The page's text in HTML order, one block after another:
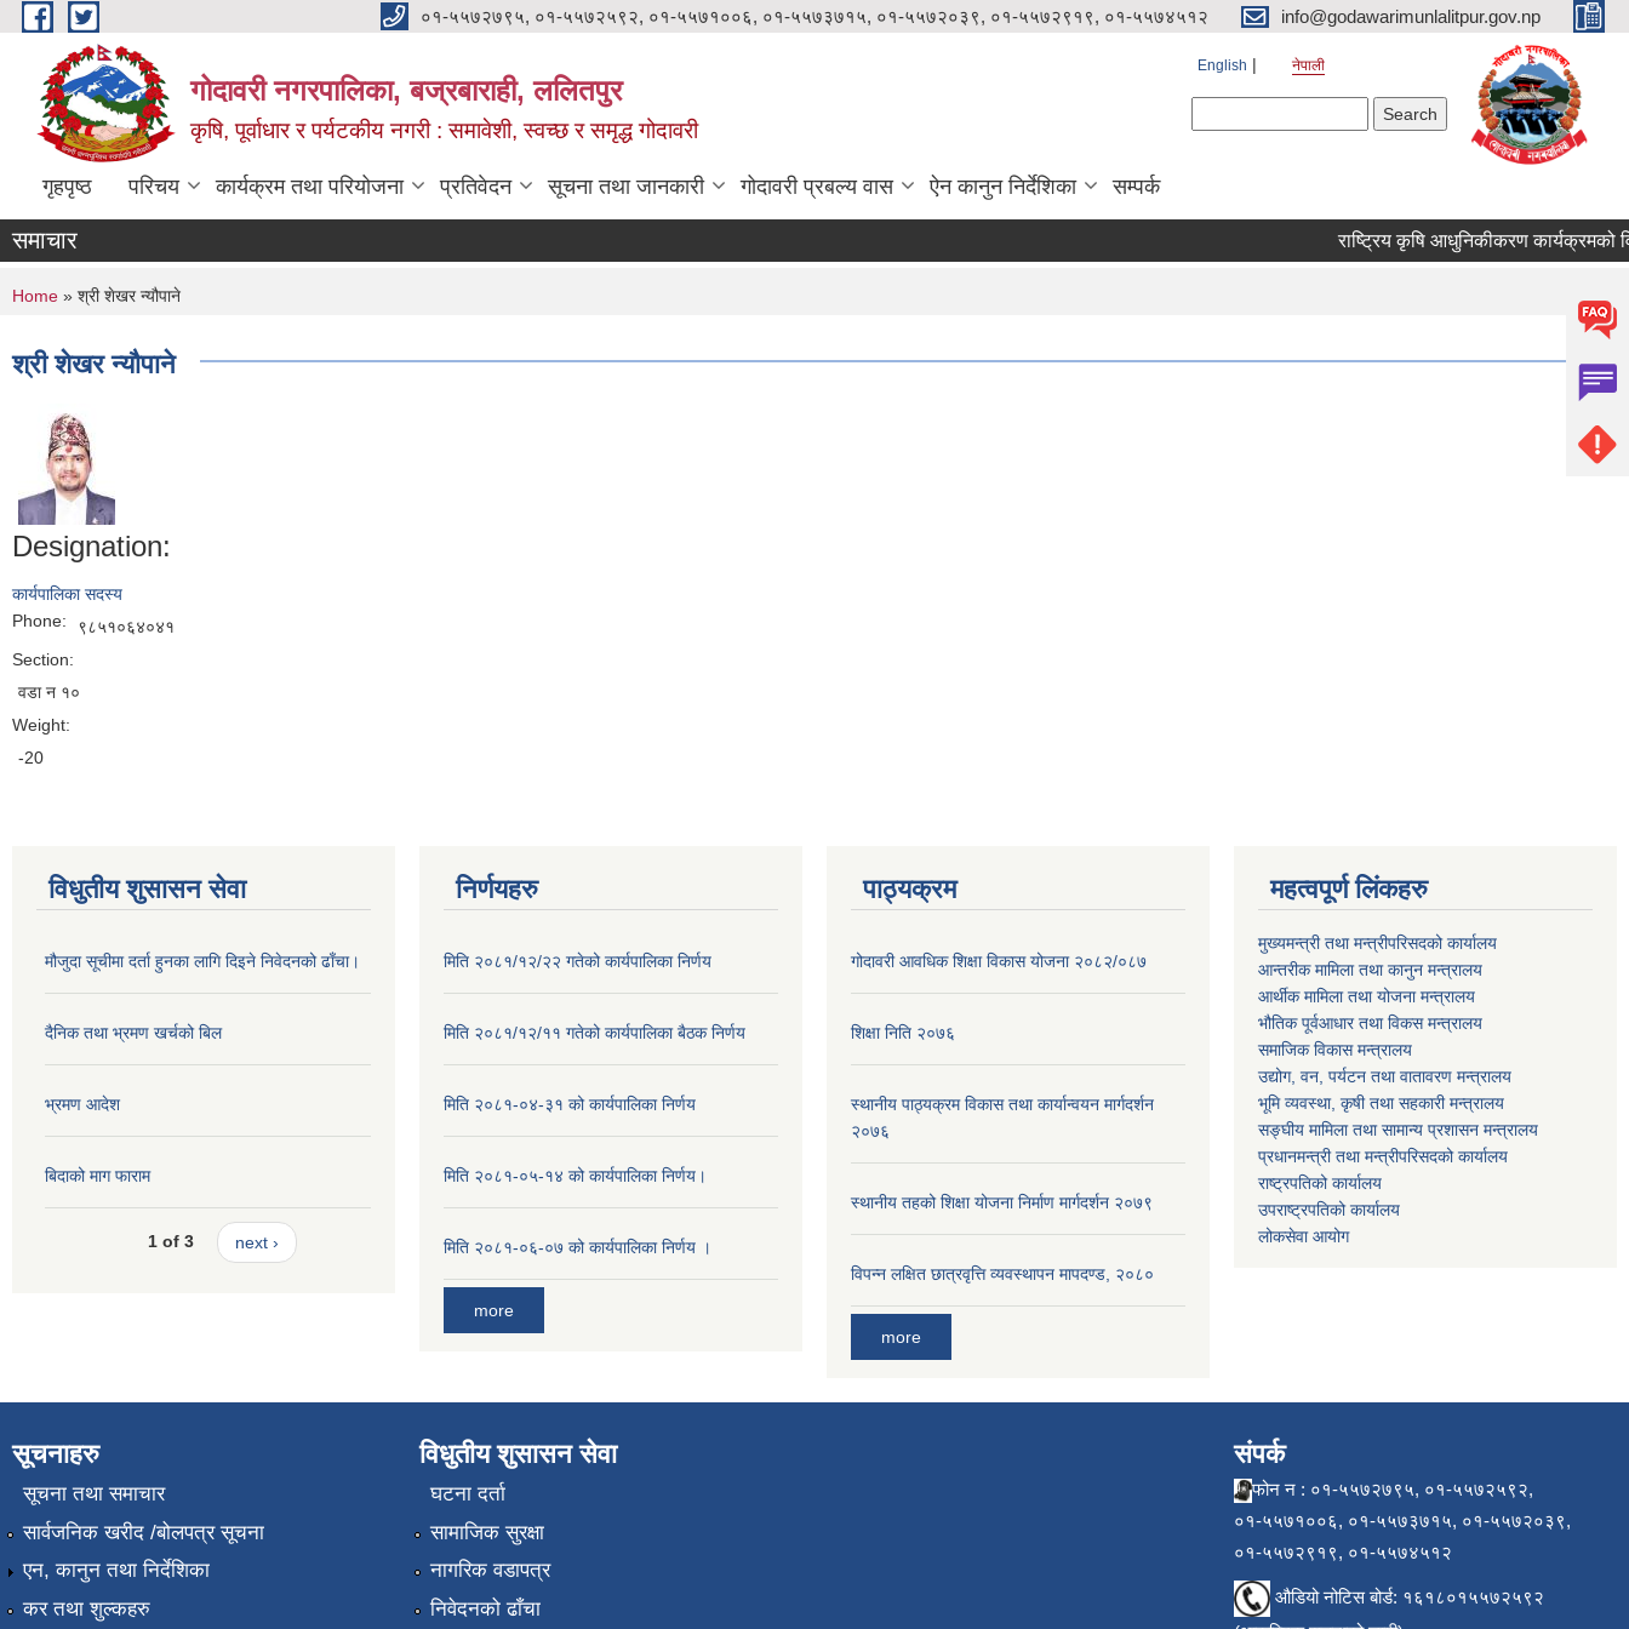
Skip to main content ०१-५५७२७९५, ०१-५५७२५९२, ०१-५५७१००६, ०१-५५७३७१५, ०१-५५७२०३९, ०१-५५७२९१९, ०१-५५७४५१२ info@godawarimunlalitpur.gov.np
गोदावरी नगरपालिका, बज्रबाराही, ललितपुर
कृषि, पूर्वाधार र पर्यटकीय नगरी : समावेशी, स्वच्छ र समृद्ध गोदावरी
English नेपाली
गृहपृष्ठ परिचय कार्यक्रम तथा परियोजना प्रतिवेदन सूचना तथा जानकारी गोदावरी प्रबल्य वास ऐन कानुन निर्देशिका सम्पर्क
समाचार
You are here
Home » श्री शेखर न्यौपाने
श्री शेखर न्यौपाने
Designation:
कार्यपालिका सदस्य
Phone:
९८५१०६४०४१
Section:
वडा न १०
Weight:
-20
विधुतीय शुसासन सेवा
मौजुदा सूचीमा दर्ता हुनका लागि दिइने निवेदनको ढाँचा।
दैनिक तथा भ्रमण खर्चको बिल
भ्रमण आदेश
बिदाको माग फाराम
1 of 3 next ›
निर्णयहरु
मिति २०८१/१२/२२ गतेको कार्यपालिका निर्णय
मिति २०८१/१२/११ गतेको कार्यपालिका बैठक निर्णय
मिति २०८१-०४-३१ को कार्यपालिका निर्णय
मिति २०८१-०५-१४ को कार्यपालिका निर्णय।
मिति २०८१-०६-०७ को कार्यपालिका निर्णय ।
more
पाठ्यक्रम
गोदावरी आवधिक शिक्षा विकास योजना २०८२/०८७
शिक्षा निति २०७६
स्थानीय पाठ्यक्रम विकास तथा कार्यान्वयन मार्गदर्शन
२०७६
स्थानीय तहको शिक्षा योजना निर्माण मार्गदर्शन २०७९
विपन्न लक्षित छात्रवृत्ति व्यवस्थापन मापदण्ड, २०८०
more
महत्वपूर्ण लिंकहरु
मुख्यमन्त्री तथा मन्त्रीपरिसदको कार्यालय
आन्तरीक मामिला तथा कानुन मन्त्रालय
आर्थीक मामिला तथा योजना मन्त्रालय
भौतिक पूर्वआधार तथा विकस मन्त्रालय
समाजिक विकास मन्त्रालय
उद्योग, वन, पर्यटन तथा वातावरण मन्त्रालय
भूमि व्यवस्था, कृषी तथा सहकारी मन्त्रालय
सङ्घीय मामिला तथा सामान्य प्रशासन मन्त्रालय
प्रधानमन्त्री तथा मन्त्रीपरिसदको कार्यालय
राष्ट्रपतिको कार्यालय
उपराष्ट्रपतिको कार्यालय
लोकसेवा आयोग
सूचनाहरु
सूचना तथा समाचार
सार्वजनिक खरीद /बोलपत्र सूचना
एन, कानुन तथा निर्देशिका
कर तथा शुल्कहरु
विधुतीय शुसासन सेवा
घटना दर्ता
सामाजिक सुरक्षा
नागरिक वडापत्र
निवेदनको ढाँचा
संपर्क
फोन न : ०१-५५७२७९५, ०१-५५७२५९२,
०१-५५७१००६, ०१-५५७३७१५, ०१-५५७२०३९,
०१-५५७२९१९, ०१-५५७४५१२
औडियो नोटिस बोर्ड: १६१८०१५५७२५९२